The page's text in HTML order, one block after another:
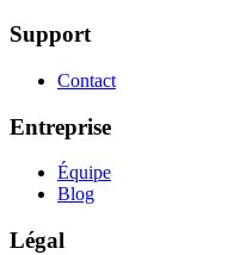
Support
Contact
Entreprise
Équipe
Blog
Légal